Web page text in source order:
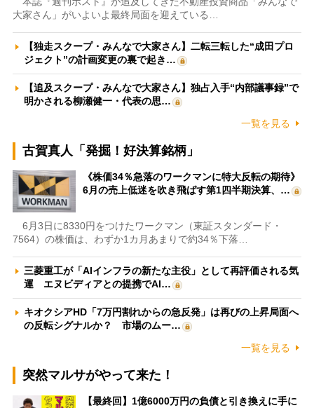
大家さん」がいよいよ最終局面を迎えている…
【独走スクープ・みんなで大家さん】二転三転した“成田プロ
ジェクト”の計画変更の裏で起き…
【追及スクープ・みんなで大家さん】独占入手“内部議事録”で
明かされる柳瀬健一・代表の思…
一覧を見る
古賀真人「発掘！好決算銘柄」
《株価34％急落のワークマンに特大反転の期待》
6月の売上低迷を吹き飛ばす第1四半期決算、…
6月3日に8330円をつけたワークマン（東証スタンダード・
7564）の株価は、わずか1カ月あまりで約34％下落…
三菱重工が「AIインフラの新たな主役」として再評価される気
運 エヌビディアとの提携でAI…
キオクシアHD「7万円割れからの急反発」は再びの上昇局面へ
の反転シグナルか？ 市場のムー…
一覧を見る
突然マルサがやって来た！
【最終回】1億6000万円の負債と引き換えに手に